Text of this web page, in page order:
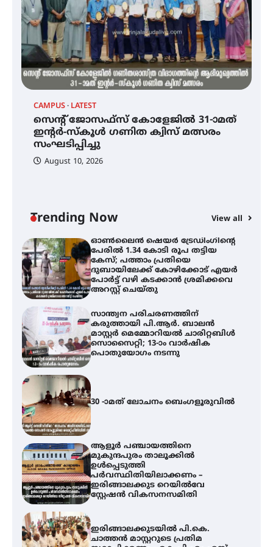
CAMPUS LATEST
സെന്റ് ജോസഫ്സ് കോളേജിൽ 31-ാമത്
ഇന്റർ-സ്കൂൾ ഗണിത ക്വിസ് മത്സരം
സംഘടിപ്പിച്ചു
August 10, 2026
Trending Now View all
ആളൂർ പഞ്ചായത്തിനെ
മുകുന്ദപുരം താലൂക്കിൽ
ഉൾപ്പെടുത്തി
പർവസ്ഥിതിയിലാക്കണം –
ഇരിങ്ങാലക്കുട റെയിൽവേ
സ്റ്റേഷൻ വികസനസമിതി
ഇരിങ്ങാലക്കുടയിൽ പി.കെ.
ചാത്തൻ മാസ്റ്ററുടെ പ്രതിമ
സ്ഥാപിക്കണം – കെ.പി.എം.എസ്
ഓൺലൈൻ ഷെയർ ട്രേഡിംഗിന്റെ
പേരിൽ 1.34 കോടി രൂപ തട്ടിയ
കേസ്; പത്താം പ്രതിയെ
ദുബായിലേക്ക് കോഴിക്കോട് എയർ
പോർട്ട് വഴി കടക്കാൻ ശ്രമിക്കവെ
അറസ്റ്റ് ചെയ്തു
സാന്ത്വന പരിചരണത്തിന്
കരുത്തായി പി.ആർ. ബാലൻ
മാസ്റ്റർ മെമ്മോറിയൽ ചാരിറ്റബിൾ
സൊസൈറ്റി; 13-ാം വാർഷിക
പൊതുയോഗം നടന്നു
30 -ാമത് ലോചനം ബെംഗളൂരുവിൽ
ആളൂർ പഞ്ചായത്തിനെ
മുകുന്ദപുരം താലൂക്കിൽ
ഉൾപ്പെടുത്തി
പർവസ്ഥിതിയിലാക്കണം –
ഇരിങ്ങാലക്കുട റെയിൽവേ
സ്റ്റേഷൻ വികസനസമിതി
ഇരിങ്ങാലക്കുടയിൽ പി.കെ.
ചാത്തൻ മാസ്റ്ററുടെ പ്രതിമ